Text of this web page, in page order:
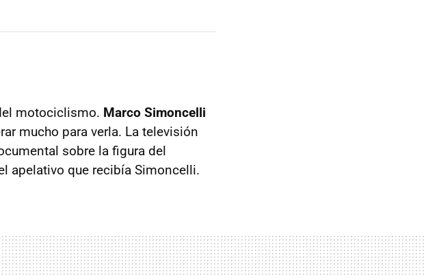
motociclismo. Marco Simoncelli
mucho para verla. La televisión
sobre la figura del
apelativo que recibía Simoncelli.